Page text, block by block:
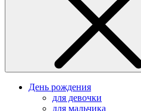
День рождения
для девочки
для мальчика